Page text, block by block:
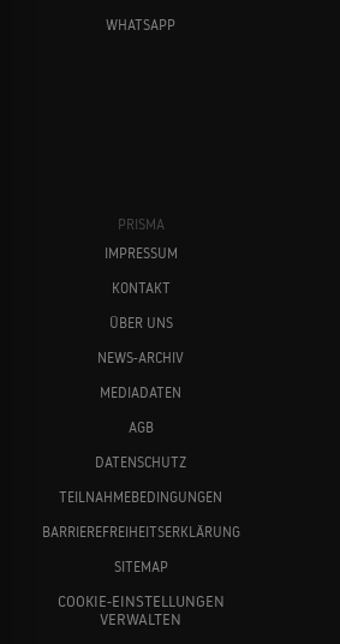
WHATSAPP
PRISMA
IMPRESSUM
KONTAKT
ÜBER UNS
NEWS-ARCHIV
MEDIADATEN
AGB
DATENSCHUTZ
TEILNAHMEBEDINGUNGEN
BARRIEREFREIHEITSERKLÄRUNG
SITEMAP
COOKIE-EINSTELLUNGEN
VERWALTEN